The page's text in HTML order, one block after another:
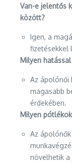
Van-e jelentős
között?
Igen, a
fizetésekkel
Milyen
Az ápolónői
magasabb
érdekében.
Milyen
Az
növelhetik a